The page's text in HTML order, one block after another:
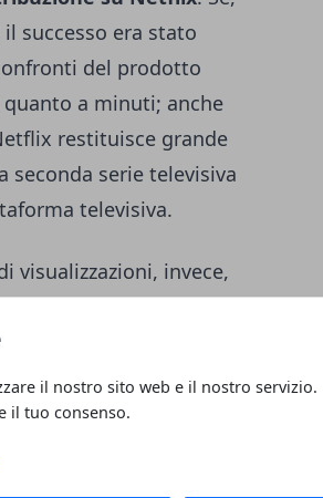
il nostro sito web e il nostro servizio.
il tuo consenso.
successo era stato
del prodotto
a minuti; anche
restituisce grande
seconda serie televisiva
televisiva.
visualizzazioni, invece,
di prodotti più visti
Things; sulla base
TV globale di
di proseguire
serial killer sulla
per quanto riguarda